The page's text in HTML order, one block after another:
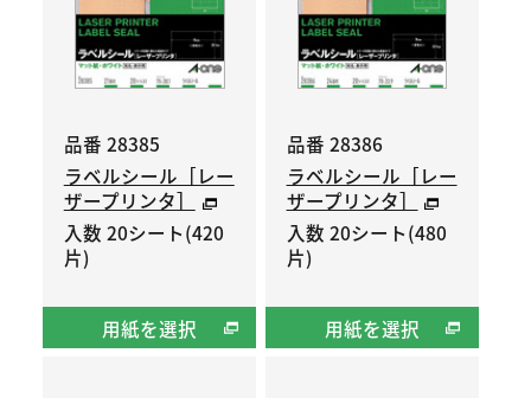
品番 28385
ラベルシール［レー
ザープリンタ］
入数 20シート(420
片)
用紙を選択
品番 28386
ラベルシール［レー
ザープリンタ］
入数 20シート(480
片)
用紙を選択